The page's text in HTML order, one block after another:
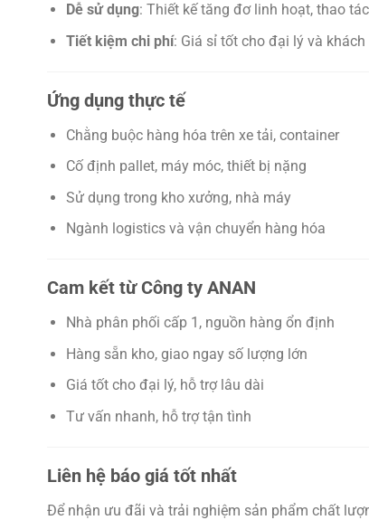
Dễ sử dụng: Thiết kế tăng đơ linh hoạt, thao
Tiết kiệm chi phí: Giá sỉ tốt cho đại lý và
Ứng dụng thực tế
Chằng buộc hàng hóa trên xe tải, container
Cố định pallet, máy móc, thiết bị nặng
Sử dụng trong kho xưởng, nhà máy
Ngành logistics và vận chuyển hàng hóa
Cam kết từ Công ty ANAN
Nhà phân phối cấp 1, nguồn hàng ổn định
Hàng sẵn kho, giao ngay số lượng lớn
Giá tốt cho đại lý, hỗ trợ lâu dài
Tư vấn nhanh, hỗ trợ tận tình
Liên hệ báo giá tốt nhất
Để nhận ưu đãi và trải nghiệm sản phẩm chất